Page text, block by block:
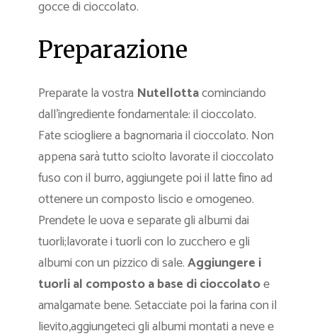
gocce di cioccolato.
Preparazione
Preparate la vostra Nutellottacominciando
dall’ingrediente fondamentale: il cioccolato.
Fate sciogliere a bagnomaria il cioccolato. Non
appena sarà tutto sciolto lavorate il cioccolato
fuso con il burro, aggiungete poi il latte fino ad
ottenere un composto liscio e omogeneo.
Prendete le uova e separate gli albumi dai
tuorli;lavorate i tuorli con lo zucchero e gli
albumi con un pizzico di sale.Aggiungere i
tuorli al composto a base di cioccolatoe
amalgamate bene. Setacciate poi la farina con il
lievito,aggiungeteci gli albumi montati a neve e